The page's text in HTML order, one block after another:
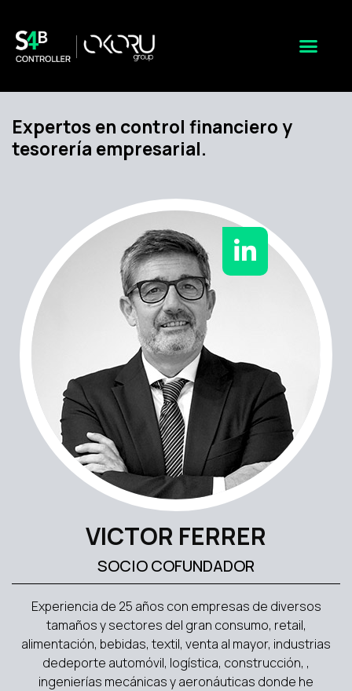
Expertos en control financiero y
tesorería empresarial.
VICTOR FERRER
SOCIO COFUNDADOR
Experiencia de 25 años con empresas de diversos
tamaños y sectores del gran consumo, retail,
alimentación, bebidas, textil, venta al mayor, industrias
dedeporte automóvil, logística, construcción, ,
ingenierías mecánicas y aeronáuticas donde he